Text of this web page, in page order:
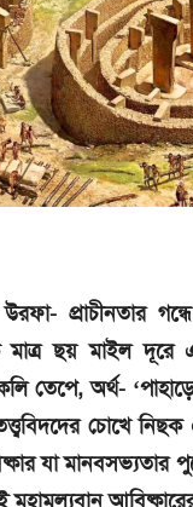
উরফা- প্রাচীনতার
মাত্র ছয় মাইল দূরে
তেপে, অর্থ-
চোখে
যা মানবসভ্যতার
মহামূল্যবান